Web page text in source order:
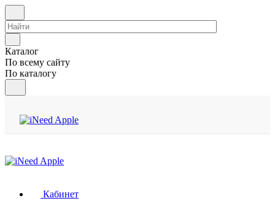
Каталог
По всему сайту
По каталогу
Кабинет